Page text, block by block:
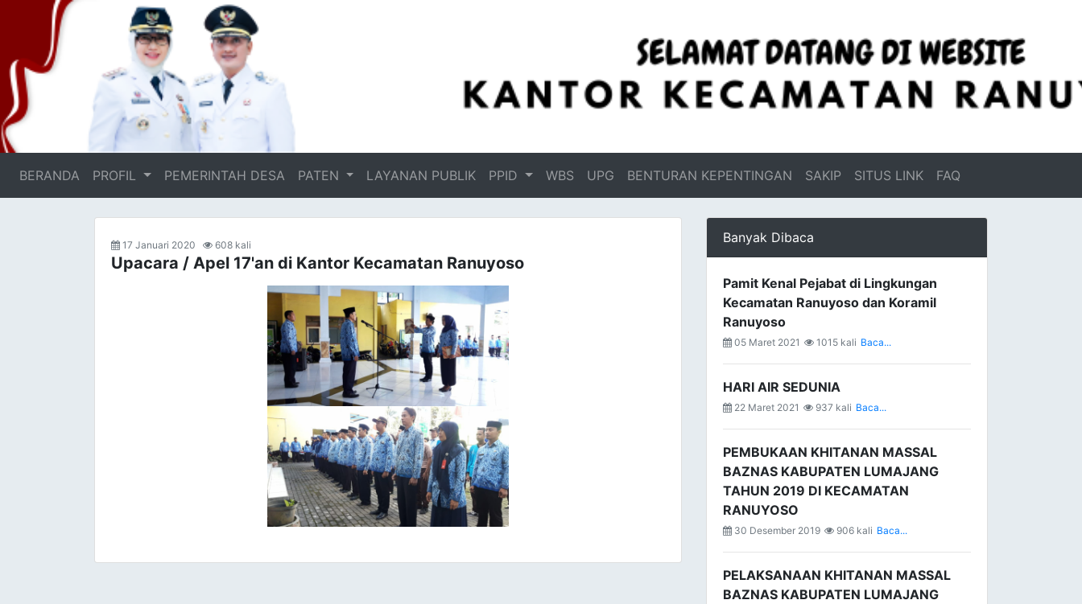
BERANDA (current)
PROFIL PEMERINTAH DESA PATEN LAYANAN PUBLIK PPID WBS UPG BENTURAN KEPENTINGAN SAKIP SITUS LINK FAQ
17 Januari 2020 608 kali
Upacara / Apel 17'an di Kantor Kecamatan Ranuyoso
Banyak Dibaca
Pamit Kenal Pejabat di Lingkungan
Kecamatan Ranuyoso dan Koramil
Ranuyoso
05 Maret 2021 1015 kali Baca...
HARI AIR SEDUNIA
22 Maret 2021 937 kali Baca...
PEMBUKAAN KHITANAN MASSAL
BAZNAS KABUPATEN LUMAJANG
TAHUN 2019 DI KECAMATAN
RANUYOSO
30 Desember 2019 906 kali Baca...
PELAKSANAAN KHITANAN MASSAL
BAZNAS KABUPATEN LUMAJANG